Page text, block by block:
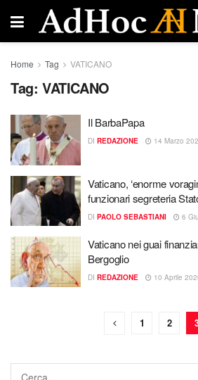
Home Tag VATICANO
Tag: VATICANO
Il BarbaPapa
DI REDAZIONE 14 Marzo
Vaticano, ‘enorme
funzionari segreteria
DI PAOLO SEBASTIANI 6
Vaticano nei guai
Bergoglio
DI REDAZIONE 10 Aprile
1 2